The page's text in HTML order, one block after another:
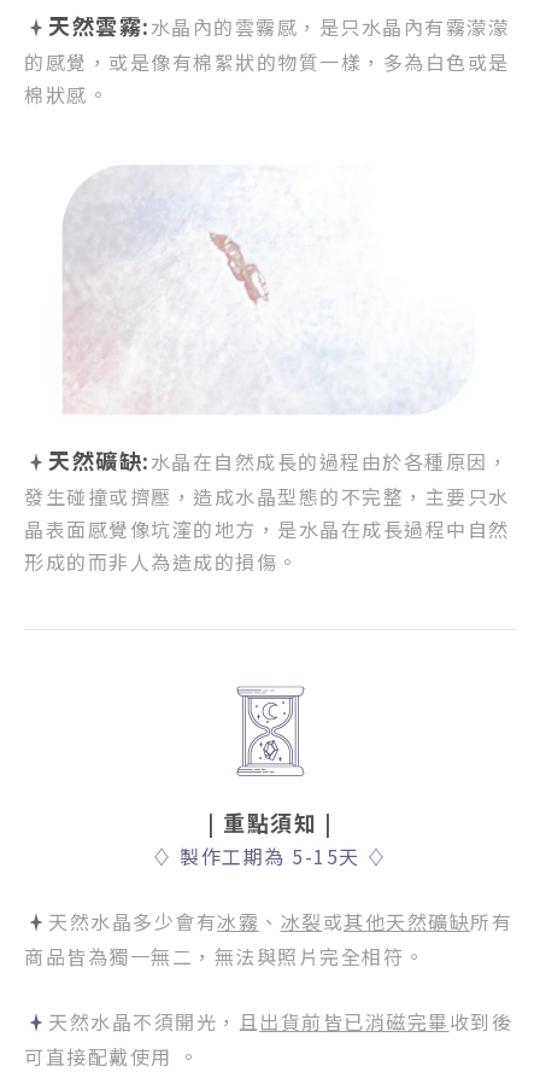
天然雲霧:水晶內的雲霧感， 是只水晶內有霧濛濛
的感覺， 或是像有棉絮狀的物質一樣， 多為白色或是
棉狀感。
天然礦缺:水晶在自然成長的過程由於各種原因，
發生碰撞或擠壓， 造成水晶型態的不完整， 主要只水
晶表面感覺像坑漥的地方， 是水晶在成長過程中自然
形成的而非人為造成的損傷。
| 重點須知 |
♢ 製作工期為 5-15天 ♢
天然水晶多少會有冰霧 、 冰裂或其他天然礦缺所有
商品皆為獨一無二，無法與照片完全相符。
天然水晶不須開光，且 出貨前皆已消磁完畢收到後
可直接配戴使用 。